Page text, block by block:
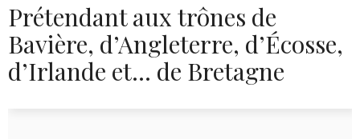
Prétendant aux trônes de
Bavière, d’Angleterre, d’Écosse,
d’Irlande et… de Bretagne